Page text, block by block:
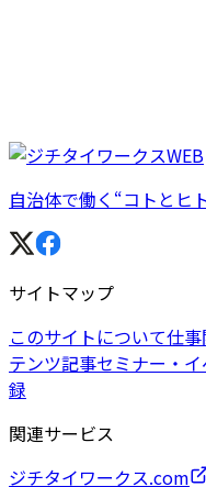
自治体で働く“コトとヒ
サイトマップ
このサイトについて仕
テンツ記事セミナー・イ
録
関連サービス
ジチタイワークス.com